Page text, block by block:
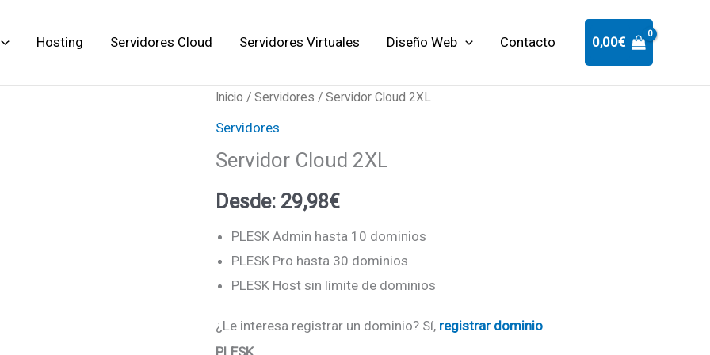
Hosting Servidores Cloud Servidores Virtuales Diseño Web Contacto 0,00€
Inicio / Servidores / Servidor Cloud 2XL
Servidores
Servidor Cloud 2XL
Desde: 29,98€
PLESK Admin hasta 10 dominios
PLESK Pro hasta 30 dominios
PLESK Host sin límite de dominios
¿Le interesa registrar un dominio? Sí, registrar dominio
PLESK
Servidor
Cloud
cantidad